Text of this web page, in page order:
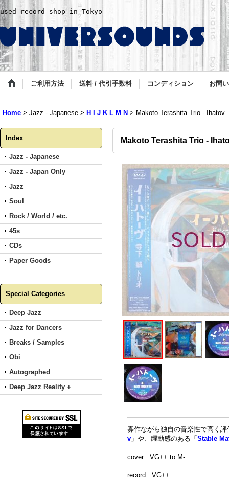
used record shop in Tokyo
ご利用方法 送料 / 代引手数料 コンディション お問
Home > Jazz - Japanese > H I J K L M N > Makoto Terashita Trio - Ihatov
Index
Jazz - Japanese
Jazz - Japan Only
Jazz
Soul
Rock / World / etc.
45s
CDs
Paper Goods
Special Categories
Deep Jazz
Jazz for Dancers
Breaks / Samples
Obi
Autographed
Deep Jazz Reality +
Makoto Terashita Trio -
寡作ながら独自の音楽性で高く
v 」や、躍動感のある「 Stable
cover : VG++ to M-
record : VG++